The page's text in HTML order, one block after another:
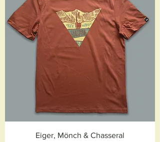
Eiger, Mönch & Chasseral